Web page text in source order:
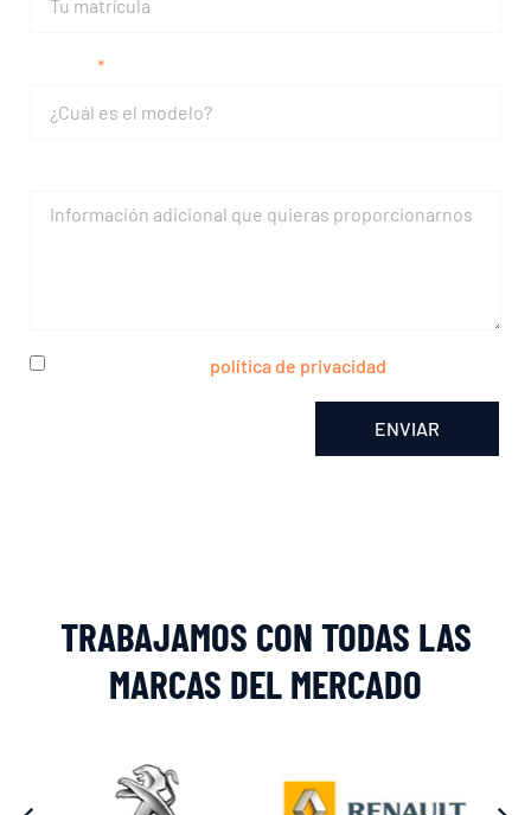
política de privacidad
ENVIAR
TRABAJAMOS CON TODAS LAS
MARCAS DEL MERCADO